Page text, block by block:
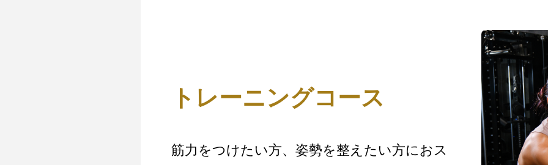
トレーニングコース
筋力をつけたい方、姿勢を整えたい方におス